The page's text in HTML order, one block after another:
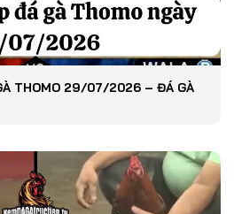
THOMO 29/07/2026 – ĐÁ GÀ